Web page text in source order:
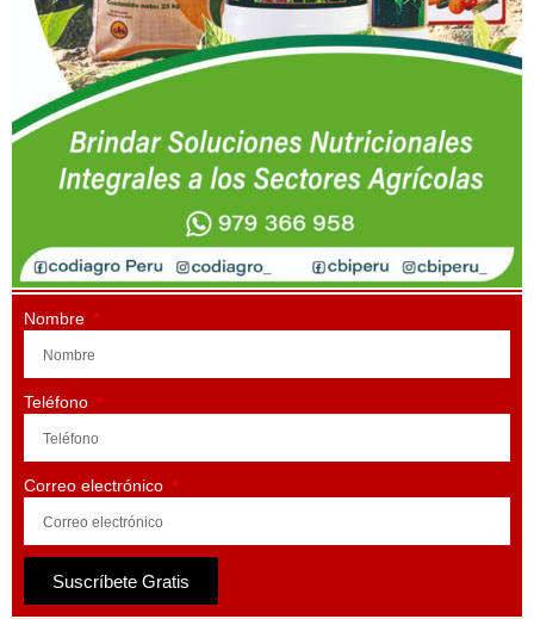
Nombre
Teléfono
Correo electrónico
Suscríbete Gratis